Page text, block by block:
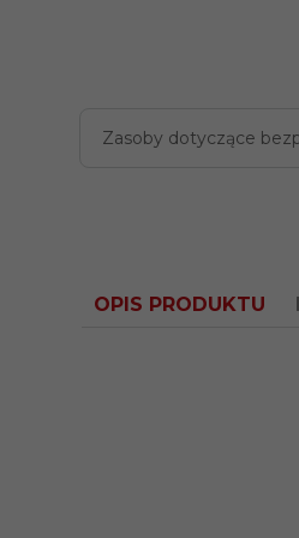
Zasoby dotyczące
OPIS PRODUKTU